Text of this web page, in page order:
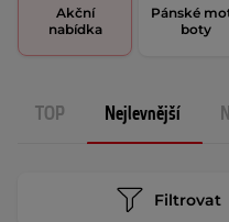
Akční
nabídka
Pánské
boty
TOP Nejlevnější
Filtrovat